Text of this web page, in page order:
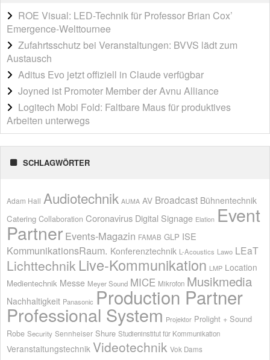
ROE Visual: LED-Technik für Professor Brian Cox’
Emergence-Welttournee
Zufahrtsschutz bei Veranstaltungen: BVVS lädt zum
Austausch
Aditus Evo jetzt offiziell in Claude verfügbar
Joyned ist Promoter Member der Avnu Alliance
Logitech Mobi Fold: Faltbare Maus für produktives
Arbeiten unterwegs
SCHLAGWÖRTER
Adam Hall Audiotechnik AUMA AV Broadcast Bühnentechnik
Catering Collaboration Coronavirus Digital Signage Elation Event
Partner Events-Magazin FAMAB GLP ISE
KommunikationsRaum. Konferenztechnik L-Acoustics Lawo LEaT
Lichttechnik Live-Kommunikation LMP Location
Medientechnik Messe Meyer Sound MICE Mikrofon Musikmedia
Nachhaltigkeit Panasonic Production Partner
Professional System Projektor Prolight + Sound
Robe Security Sennheiser Shure Studieninstitut für Kommunikation
Veranstaltungstechnik Videotechnik Vok Dams